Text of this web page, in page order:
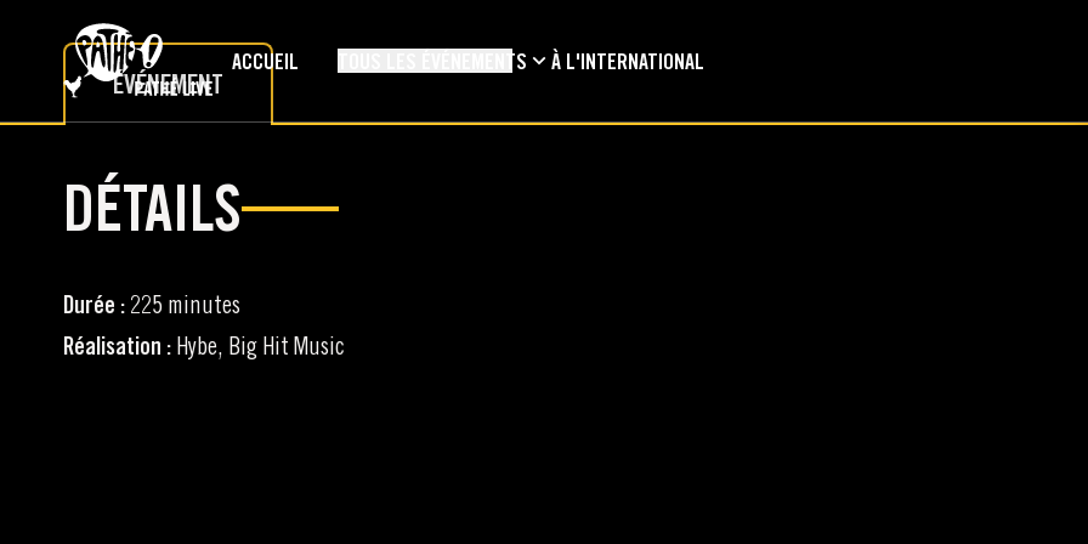
ACCUEIL
TOUS LES ÉVÉNEMENTS À L'INTERNATIONAL
ÉVÉNEMENT
DÉTAILS
Durée : 225 minutes
Réalisation : Hybe, Big Hit Music